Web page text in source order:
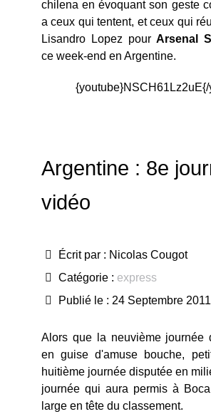
chilena en évoquant son geste
a ceux qui tentent, et ceux qui
Lisandro Lopez pourArsenal
ce week-end en Argentine.
Argentine : 8e
vidéo
Écrit par : Nicolas Cougot
Catégorie : express
Publié le : 24 Septembre 2011
Alors que la neuvième journée
en guise d'amuse bouche,
huitième journée disputée en
journée qui aura permis à
large en tête du classement.